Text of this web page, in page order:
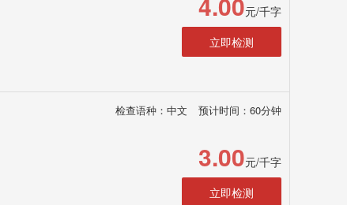
元/千字
立即检测
检查语种：中文 预计时间：60分钟
3.00元/千字
立即检测